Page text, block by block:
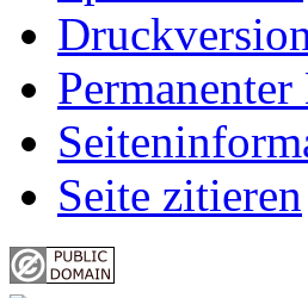
Seite zitieren